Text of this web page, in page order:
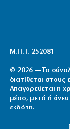
Μ.Η.Τ. 252081
© 2026 — Το
διατίθεται στους
Απαγορεύεται η
μέσο, μετά ή άνευ
εκδότη.